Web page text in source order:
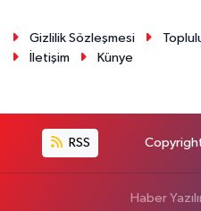
Gizlilik Sözleşmesi
İletişim
Künye
RSS
Haber